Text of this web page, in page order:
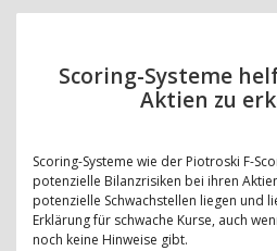
Scoring-Systeme
Aktien zu
Scoring-Systeme wie der Piotroski F-
potenzielle Bilanzrisiken bei ihren
potenzielle Schwachstellen liegen und
Erklärung für schwache Kurse, auch
noch keine Hinweise gibt.